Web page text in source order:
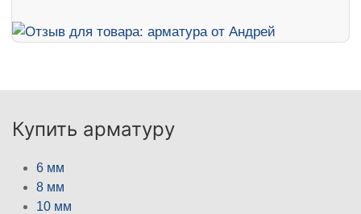
Купить арматуру
6 мм
8 мм
10 мм